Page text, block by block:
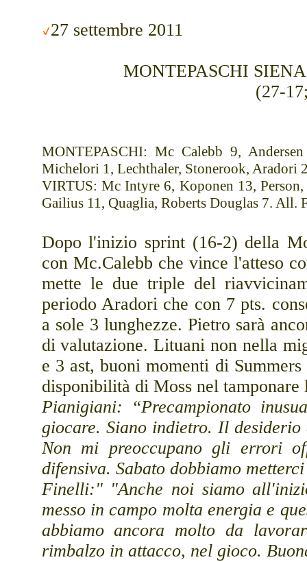
27 settembre 2011
MONTEPASCHI
(27-
MONTEPASCHI: Mc Calebb 9,
Michelori 1, Lechthaler, Stonerook, Aradori
VIRTUS: Mc Intyre 6, Koponen 13,
Gailius 11, Quaglia, Roberts Douglas 7. All.
Dopo l'inizio sprint (16-2) della
con Mc.Calebb che vince l'atteso
mette le due triple del
periodo Aradori che con 7 pts.
a sole 3 lunghezze. Pietro sarà
di valutazione. Lituani non nella
e 3 ast, buoni momenti di
disponibilità di Moss nel tamponare
Pianigiani: “Precampionato
giocare. Siano indietro. Il
Non mi preoccupano gli errori
difensiva. Sabato dobbiamo
Finelli:" "Anche noi siamo
messo in campo molta energia e
abbiamo ancora molto da
rimbalzo in attacco, nel gioco.